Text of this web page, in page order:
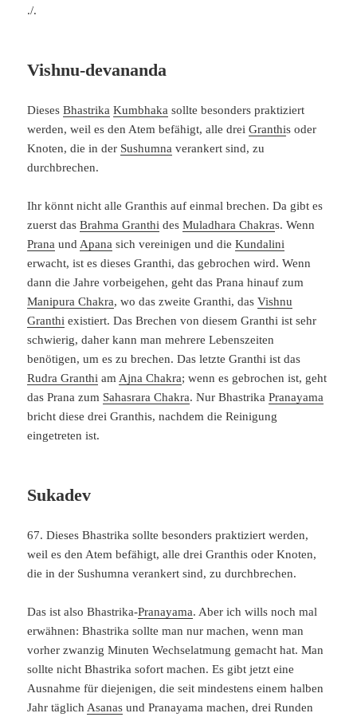
./.
Vishnu-devananda
DiesesBhastrika Kumbhaka sollte besonders praktiziert
werden, weil es den Atem befähigt, alle dreiGranthis oder
Knoten, die in der Sushumna verankert sind, zu
durchbrechen.
Ihr könnt nicht alle Granthis auf einmal brechen. Da gibt es
zuerst dasBrahma Granthi desMuladhara Chakras. Wenn
Prana und Apana sich vereinigen und dieKundalini
erwacht, ist es dieses Granthi, das gebrochen wird. Wenn
dann die Jahre vorbeigehen, geht das Prana hinauf zum
Manipura Chakra, wo das zweite Granthi, dasVishnu
Granthi existiert. Das Brechen von diesem Granthi ist sehr
schwierig, daher kann man mehrere Lebenszeiten
benötigen, um es zu brechen. Das letzte Granthi ist das
Rudra Granthi am Ajna Chakra; wenn es gebrochen ist, geht
das Prana zum Sahasrara Chakra. Nur BhastrikaPranayama
bricht diese drei Granthis, nachdem die Reinigung
eingetreten ist.
Sukadev
67. Dieses Bhastrika sollte besonders praktiziert werden,
weil es den Atem befähigt, alle drei Granthis oder Knoten,
die in der Sushumna verankert sind, zu durchbrechen.
Das ist also Bhastrika-Pranayama. Aber ich wills noch mal
erwähnen: Bhastrika sollte man nur machen, wenn man
vorher zwanzig Minuten Wechselatmung gemacht hat. Man
sollte nicht Bhastrika sofort machen. Es gibt jetzt eine
Ausnahme für diejenigen, die seit mindestens einem halben
Jahr täglich Asanas und Pranayama machen, drei Runden